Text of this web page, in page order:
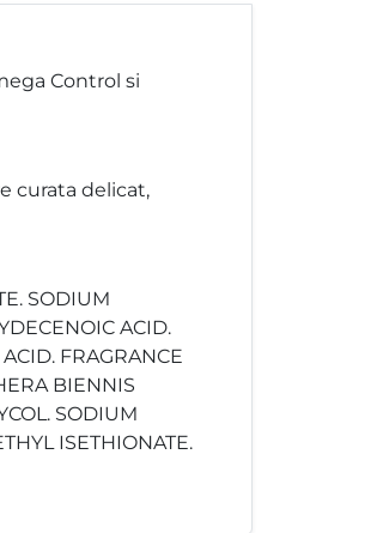
Control si
curata delicat,
SODIUM
ACID.
FRAGRANCE
BIENNIS
SODIUM
ISETHIONATE.